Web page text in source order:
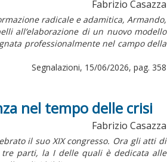
Fabrizio Casazza
radicale e adamitica, Armando,
all’elaborazione di un nuovo modello
professionalmente nel campo della
Segnalazioni, 15/06/2026, pag. 358
nel tempo delle crisi
Fabrizio Casazza
il suo XIX congresso. Ora gli atti di
tre parti, la I delle quali è dedicata alle